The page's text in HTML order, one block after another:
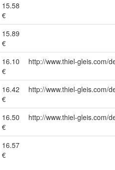
15.58
€
15.89
€
16.10
€
http://www.thiel-gleis.com/
16.42
€
http://www.thiel-gleis.com/
16.50
€
http://www.thiel-gleis.com/
16.57
€